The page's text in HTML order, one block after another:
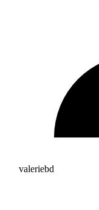
valeriebd